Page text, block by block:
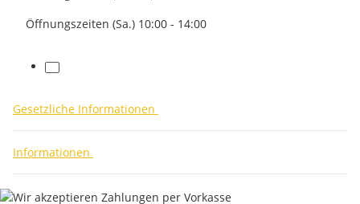
Öffnungszeiten (Sa.) 10:00 - 14:00
facebook
Gesetzliche Informationen
Informationen